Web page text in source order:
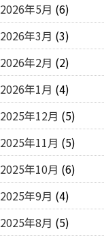
2026年5月 (6)
2026年3月 (3)
2026年2月 (2)
2026年1月 (4)
2025年12月 (5)
2025年11月 (5)
2025年10月 (6)
2025年9月 (4)
2025年8月 (5)